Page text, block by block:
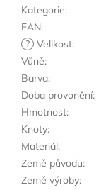
Kategorie:
EAN:
? Velikost:
Vůně:
Barva:
Doba provonění:
Hmotnost:
Knoty:
Materiál:
Země původu:
Země výroby: